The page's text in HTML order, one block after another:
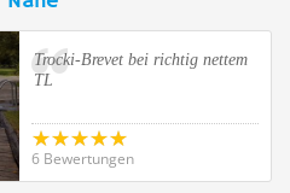
Trocki-Brevet bei richtig nettem
TL
6 Bewertungen